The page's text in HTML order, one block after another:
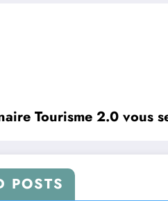
Tourisme 2.0 vous
POSTS